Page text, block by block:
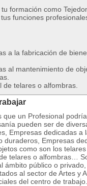
formación como
funciones
a la fabricación de
al mantenimiento de
telares o alfombras.
que un Profesional
pueden ser de
Empresas dedicadas a
duraderos, Empresas
como son los
telares o alfombras…
ámbito público o privado,
al sector de Artes y
del centro de trabajo.